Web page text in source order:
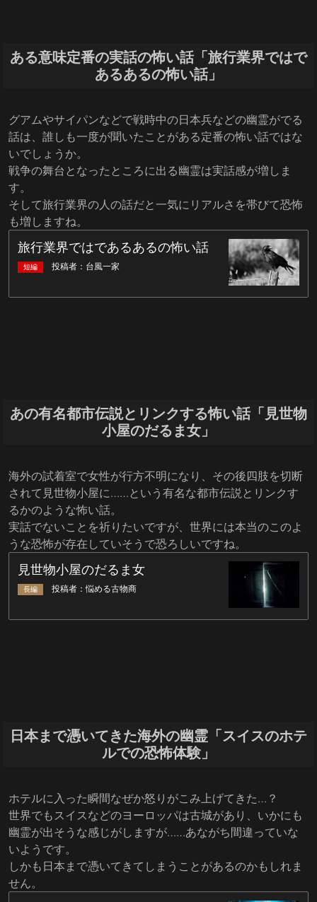
ある意味定番の実話の怖い話「旅行業界ではで
あるあるの怖い話」
グアムやサイパンなどで戦時中の日本兵などの幽霊がでる
話は、誰しも一度が聞いたことがある定番の怖い話ではな
いでしょうか。
戦争の舞台となったところに出る幽霊は実話感が増しま
す。
そして旅行業界の人の話だと一気にリアルさを帯びて恐怖
も増しますね。
あの有名都市伝説とリンクする怖い話「見世物
小屋のだるま女」
海外の試着室で女性が行方不明になり、その後四肢を切断
されて見世物小屋に……という有名な都市伝説とリンクす
るかのような怖い話。
実話でないことを祈りたいですが、世界には本当のこのよ
うな恐怖が存在していそうで恐ろしいですね。
日本まで憑いてきた海外の幽霊「スイスのホテ
ルでの恐怖体験」
ホテルに入った瞬間なぜか怒りがこみ上げてきた…？
世界でもスイスなどのヨーロッパは古城があり、いかにも
幽霊が出そうな感じがしますが……あながち間違っていな
いようです。
しかも日本まで憑いてきてしまうことがあるのかもしれま
せん。